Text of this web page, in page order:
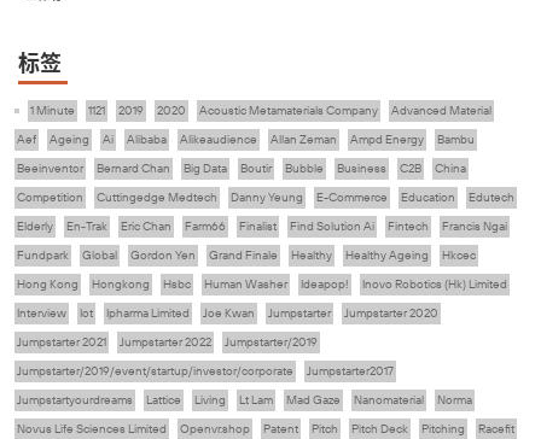
标签
1 Minute 1121 2019 2020 Acoustic Metamaterials Company
Advanced Material
Aef
Ageing Ai Alibaba Alikeaudience Allan Zeman Ampd Energy
Bambu
Beeinventor
Bernard Chan Big Data Boutir Bubble Business C2B
China
Competition
Cuttingedge Medtech Danny Yeung E-Commerce Education
Edutech
Elderly
En-Trak Eric Chan Farm66 Finalist Find Solution Ai Fintech
Francis Ngai
Fundpark
Global Gordon Yen Grand Finale Healthy Healthy Ageing
Hkcec
Hong Kong
Hongkong Hsbc Human Washer Ideapop!
Inovo Robotics (Hk) Limited
Interview
Iot Ipharma Limited Joe Kwan Jumpstarter
Jumpstarter 2020
Jumpstarter 2021
Jumpstarter 2022
Jumpstarter/2019
Jumpstarter/2019/event/startup/investor/corporate
Jumpstarter2017
Jumpstartyourdreams
Lattice Living Lt Lam Mad Gaze Nanomaterial
Norma
Novus Life Sciences Limited
Openvr.shop Patent Pitch Pitch Deck Pitching
Racefit